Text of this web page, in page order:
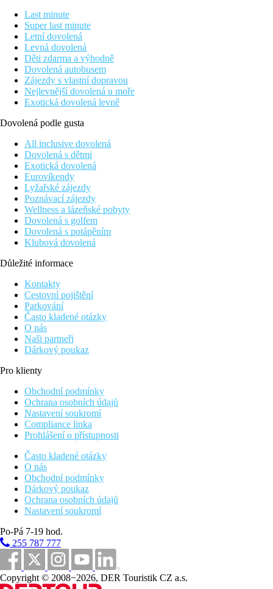
Last minute
Super last minute
Letní dovolená
Levná dovolená
Děti zdarma a výhodně
Dovolená autobusem
Zájezdy s vlastní dopravou
Nejlevnější dovolená u moře
Exotická dovolená levně
Dovolená podle gusta
All inclusive dovolená
Dovolená s dětmi
Exotická dovolená
Eurovíkendy
Lyžařské zájezdy
Poznávací zájezdy
Wellness a lázeňské pobyty
Dovolená s golfem
Dovolená s potápěním
Klubová dovolená
Důležité informace
Kontakty
Cestovní pojištění
Parkování
Často kladené otázky
O nás
Naši partneři
Dárkový poukaz
Pro klienty
Obchodní podmínky
Ochrana osobních údajů
Nastavení soukromí
Compliance linka
Prohlášení o přístupnosti
Často kladené otázky
O nás
Obchodní podmínky
Dárkový poukaz
Ochrana osobních údajů
Nastavení soukromí
Po-Pá 7-19 hod.
255 787 777
Copyright © 2008−2026, DER Touristik CZ a.s.